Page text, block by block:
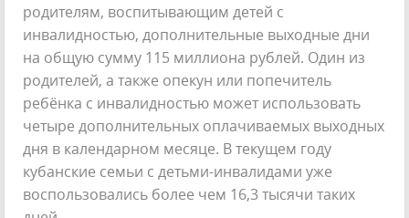
родителям, воспитывающим детей с
инвалидностью, дополнительные выходные дни
на общую сумму 115 миллиона рублей. Один из
родителей, а также опекун или попечитель
ребёнка с инвалидностью может использовать
четыре дополнительных оплачиваемых выходных
дня в календарном месяце. В текущем году
кубанские семьи с детьми-инвалидами уже
воспользовались более чем 16,3 тысячи таких